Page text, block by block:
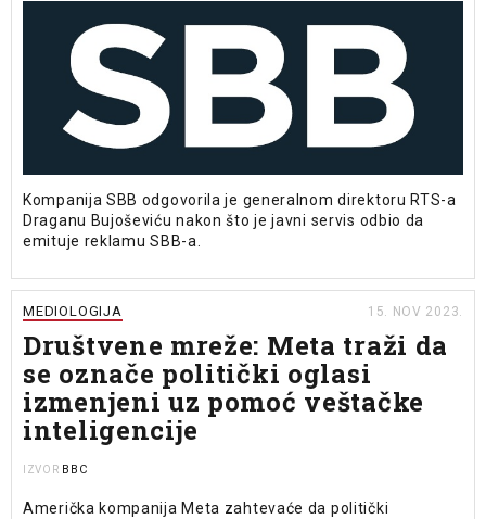
Kompanija SBB odgovorila je generalnom direktoru RTS-a
Draganu Bujoševiću nakon što je javni servis odbio da
emituje reklamu SBB-a.
MEDIOLOGIJA 15. NOV 2023.
Društvene mreže: Meta traži da
se označe politički oglasi
izmenjeni uz pomoć veštačke
inteligencije
IZVOR BBC
Američka kompanija Meta zahtevaće da politički